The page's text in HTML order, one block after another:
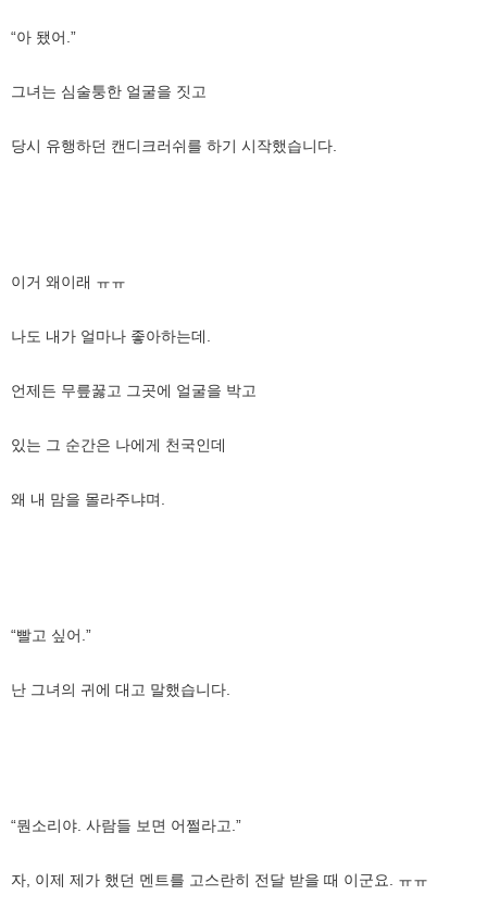
“아 됐어.”
그녀는 심술퉁한 얼굴을 짓고
당시 유행하던 캔디크러쉬를 하기 시작했습니다.
이거 왜이래 ㅠㅠ
나도 내가 얼마나 좋아하는데.
언제든 무릎꿇고 그곳에 얼굴을 박고
있는 그 순간은 나에게 천국인데
왜 내 맘을 몰라주냐며.
“빨고 싶어.”
난 그녀의 귀에 대고 말했습니다.
“뭔소리야. 사람들 보면 어쩔라고.”
자, 이제 제가 했던 멘트를 고스란히 전달 받을 때 이군요. ㅠㅠ